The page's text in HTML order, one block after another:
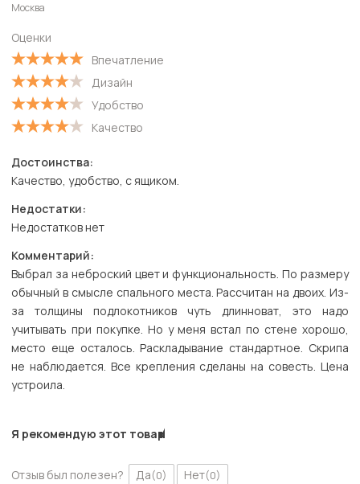
Старые
С высокой оценкой
С низкой оценкой
Москва
Оценки
Впечатление
Дизайн
Удобство
Качество
Достоинства:
Качество, удобство, с ящиком.
Недостатки:
Недостатков нет
Комментарий:
Выбрал за неброский цвет и функциональность. По размеру
обычный в смысле спального места. Рассчитан на двоих. Из-
за толщины подлокотников чуть длинноват, это надо
учитывать при покупке. Но у меня встал по стене хорошо,
место еще осталось. Раскладывание стандартное. Скрипа
не наблюдается. Все крепления сделаны на совесть. Цена
устроила.
Я рекомендую этот товар
Отзыв был полезен? Да(0) Нет(0)